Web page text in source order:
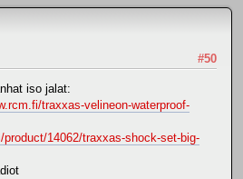
#50
iso jalat:
traxxas-velineon-waterproof-
14062/traxxas-shock-set-big-